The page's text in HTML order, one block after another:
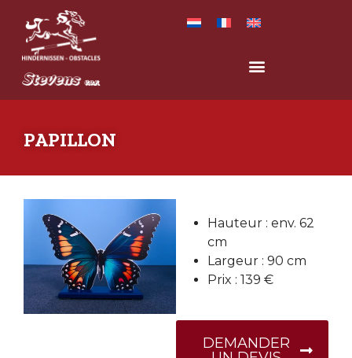
PAPILLON
Hauteur : env. 62
cm
Largeur : 90 cm
Prix : 139 €
DEMANDER